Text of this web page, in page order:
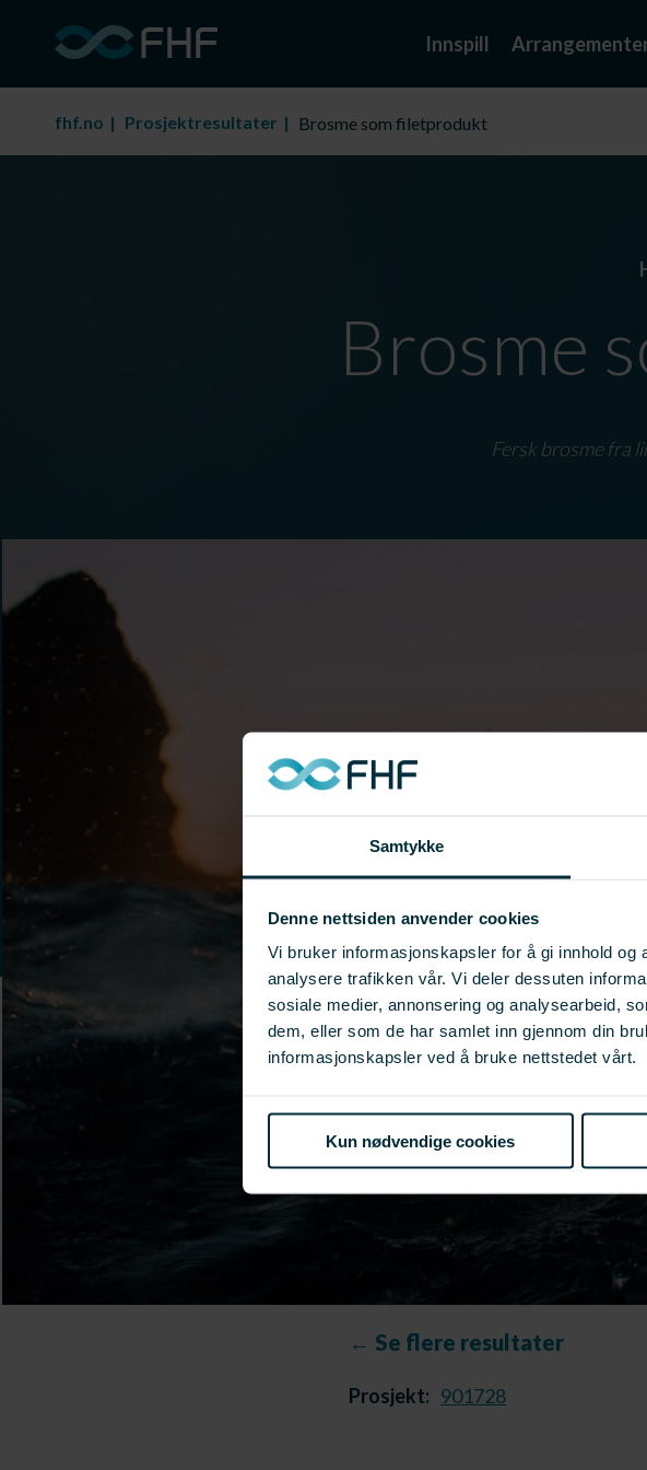
Samtykke
Denne nettsiden anvender cookies
Vi bruker informasjonskapsler for å gi innhold
analysere trafikken vår. Vi deler dessuten
sosiale medier, annonsering og analysearbeid,
dem, eller som de har samlet inn gjennom din
informasjonskapsler ved å bruke nettstedet vårt.
Kun nødvendige cookies
Innspill
fhf.no Prosjektresultater Brosme som filetprodukt
Brosme
Fersk brosme fra
← Se flere resultater
Prosjekt: 901728